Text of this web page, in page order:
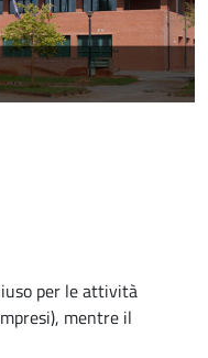
per le attività
mentre il